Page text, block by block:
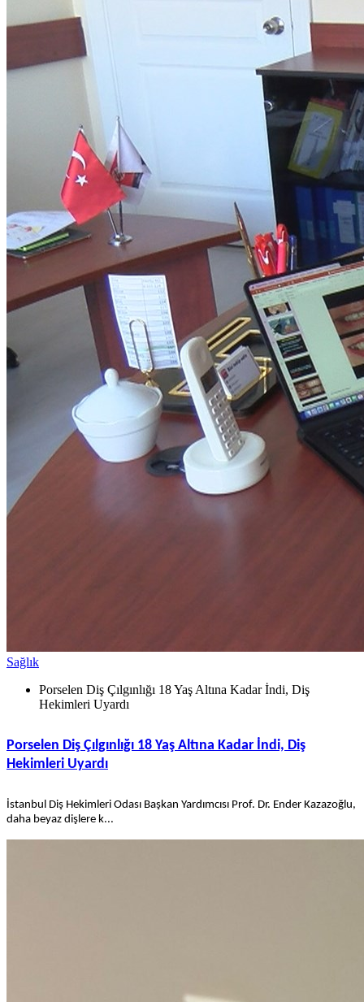
Sağlık
Porselen Diş Çılgınlığı 18 Yaş Altına Kadar İndi, Diş
Hekimleri Uyardı
Porselen Diş Çılgınlığı 18 Yaş Altına Kadar İndi, Diş
Hekimleri Uyardı
İstanbul Diş Hekimleri Odası Başkan Yardımcısı Prof. Dr. Ender Kazazoğlu,
daha beyaz dişlere k...